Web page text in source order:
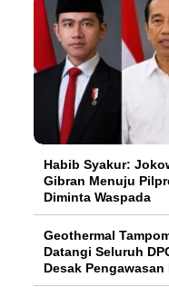
Habib Syakur:
Gibran Menuju
Diminta Waspada
Geothermal
Datangi Seluruh
Desak Pengawasan